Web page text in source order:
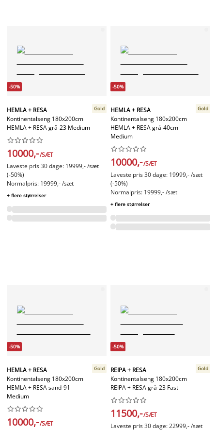
-50%
HEMLA + RESA
Kontinentalseng 180x200cm
HEMLA + RESA grå-23 Medium
Gold






10000,-/SÆT
Laveste pris 30 dage: 19999,- /sæt
(-50%)
Normalpris: 19999,- /sæt
+ flere størrelser
-50%
HEMLA + RESA
Kontinentalseng 180x200cm
HEMLA + RESA grå-40cm
Medium
Gold






10000,-/SÆT
Laveste pris 30 dage: 19999,- /sæt
(-50%)
Normalpris: 19999,- /sæt
+ flere størrelser
-50%
HEMLA + RESA
Kontinentalseng 180x200cm
HEMLA + RESA sand-91
Medium
Gold






10000,-/SÆT
-50%
REIPA + RESA
Kontinentalseng 180x200cm
REIPA + RESA grå-23 Fast
Gold






11500,-/SÆT
Laveste pris 30 dage: 22999,- /sæt